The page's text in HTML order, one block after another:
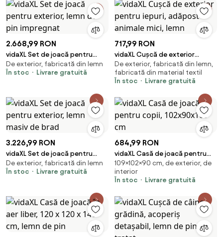
2.668,99 RON
vidaXL Set de joacă pentru
exterior, lemn de pin impregnat
De exterior, fabricată din lemn
În stoc
Livrare gratuită
717,99 RON
vidaXL Cușcă de exterior
pentru iepuri, adăpost animale
mici, lemn
De exterior, fabricată din lemn,
fabricată din material textil
În stoc
Livrare gratuită
3.226,99 RON
vidaXL Set de joacă pentru
exterior, lemn masiv de brad
De exterior, fabricată din lemn
În stoc
Livrare gratuită
684,99 RON
vidaXL Casă de joacă pentru
copii, 102x90x109 cm
109×102×90 cm, de exterior, de
interior
În stoc
Livrare gratuită